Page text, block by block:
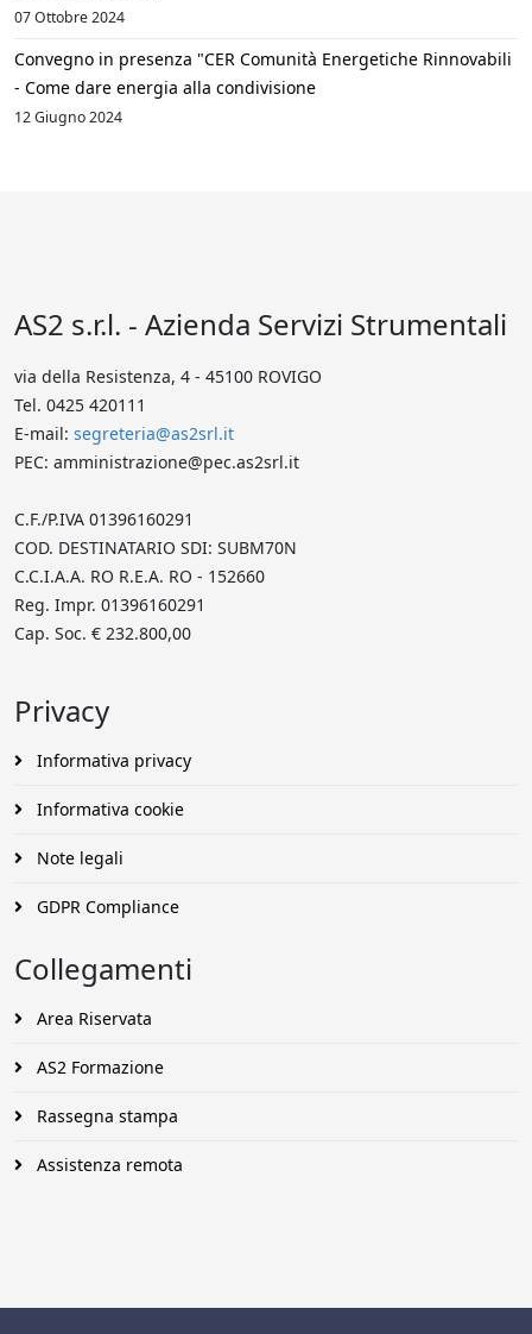
07 Ottobre 2024
Convegno in presenza "CER Comunità Energetiche Rinnovabili
- Come dare energia alla condivisione
12 Giugno 2024
AS2 s.r.l. - Azienda Servizi Strumentali
via della Resistenza, 4 - 45100 ROVIGO
Tel. 0425 420111
E-mail: segreteria@as2srl.it
PEC: amministrazione@pec.as2srl.it
C.F./P.IVA 01396160291
COD. DESTINATARIO SDI: SUBM70N
C.C.I.A.A. RO R.E.A. RO - 152660
Reg. Impr. 01396160291
Cap. Soc. € 232.800,00
Privacy
Informativa privacy
Informativa cookie
Note legali
GDPR Compliance
Collegamenti
Area Riservata
AS2 Formazione
Rassegna stampa
Assistenza remota